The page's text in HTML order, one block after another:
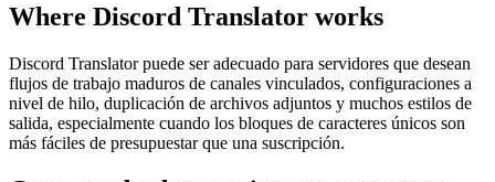
Where Discord Translator works
Discord Translator puede ser adecuado para servidores que desean
flujos de trabajo maduros de canales vinculados, configuraciones a
nivel de hilo, duplicación de archivos adjuntos y muchos estilos de
salida, especialmente cuando los bloques de caracteres únicos son
más fáciles de presupuestar que una suscripción.